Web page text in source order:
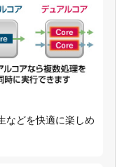
などを快適に楽しめ